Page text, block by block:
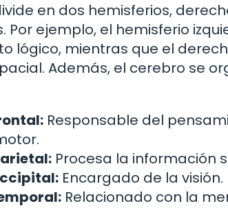
en dos hemisferios,
Por ejemplo, el hemisferio
lógico, mientras que el
Además, el cerebro se
Responsable del
Procesa la información
Encargado de la visión.
Relacionado con la